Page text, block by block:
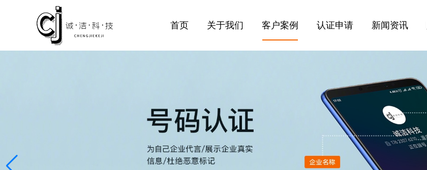
首页 关于我们 客户案例 认证申请 新闻资讯